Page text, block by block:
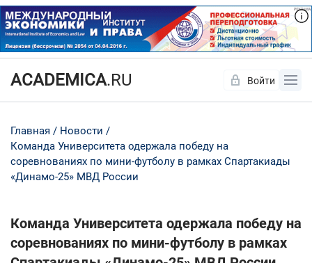
ACADEMICA.RU Войти
Главная
Новости
Команда Университета одержала победу на
соревнованиях по мини-футболу в рамках Спартакиады
«Динамо-25» МВД России
Команда Университета одержала победу на
соревнованиях по мини-футболу в рамках
Да Нет